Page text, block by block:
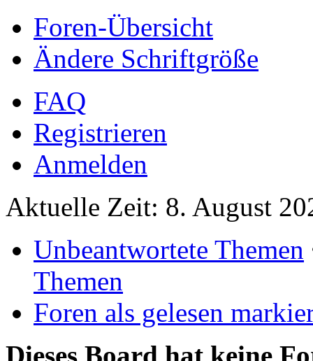
Foren-Übersicht
Ändere Schriftgröße
FAQ
Registrieren
Anmelden
Aktuelle Zeit: 8. August
Unbeantwortete Themen
Themen
Foren als gelesen